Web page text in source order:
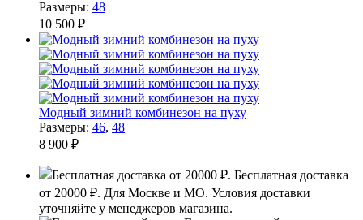
Размеры: 48
10 500 ₽
Модный зимний комбинезон на пуху
Размеры: 46, 48
8 900 ₽
Бесплатная доставка
от 20000 ₽. Для Москве и МО. Условия доставки
уточняйте у менеджеров магазина.